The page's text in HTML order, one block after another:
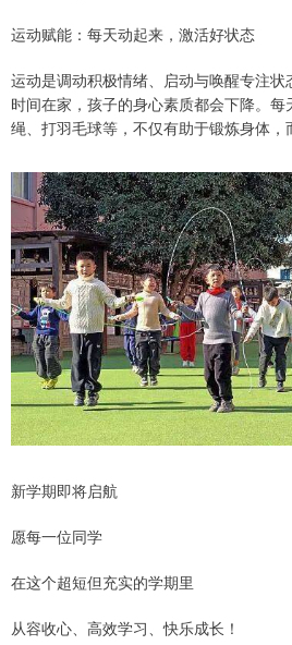
运动赋能：每天动起来，激活好状态
运动是调动积极情绪、启动与唤醒专注
时间在家，孩子的身心素质都会下降。
绳、打羽毛球等，不仅有助于锻炼身体，
新学期即将启航
愿每一位同学
在这个超短但充实的学期里
从容收心、高效学习、快乐成长！